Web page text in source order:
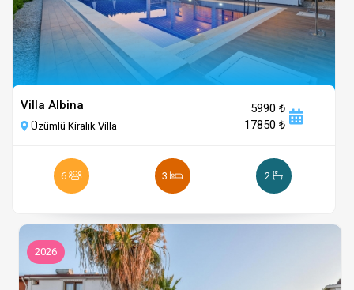
Villa Albina
Üzümlü Kiralık Villa
5990 ₺
17850 ₺
6 3 2
2026